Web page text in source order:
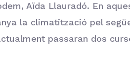
Aïda Llauradó. En
la climatització pel
passaran dos